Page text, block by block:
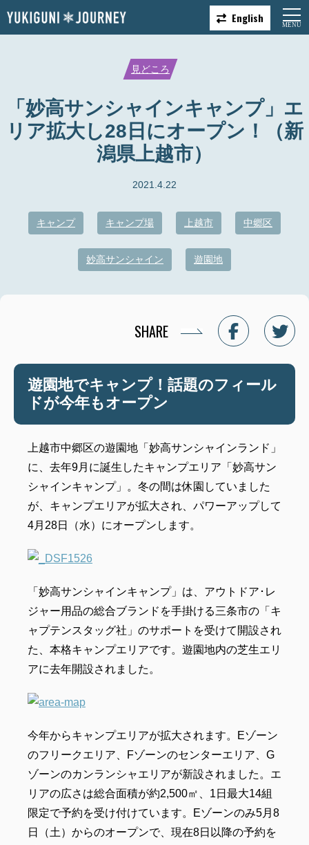
English
見どころ
「妙高サンシャインキャンプ」エ
リア拡大し28日にオープン！（新
潟県上越市）
2021.4.22
キャンプ キャンプ場 上越市 中郷区
妙高サンシャイン 遊園地
SHARE
遊園地でキャンプ！話題のフィール
ドが今年もオープン
上越市中郷区の遊園地「妙高サンシャインランド」
に、去年9月に誕生したキャンプエリア「妙高サン
シャインキャンプ」。冬の間は休園していました
が、キャンプエリアが拡大され、パワーアップして
4月28日（水）にオープンします。
「妙高サンシャインキャンプ」は、アウトドア･レ
ジャー用品の総合ブランドを手掛ける三条市の「キ
ャプテンスタッグ社」のサポートを受けて開設され
た、本格キャンプエリアです。遊園地内の芝生エリ
アに去年開設されました。
今年からキャンプエリアが拡大されます。Eゾーン
のフリークエリア、Fゾーンのセンターエリア、G
ゾーンのカンランシャエリアが新設されました。エ
リアの広さは総合面積が約2,500㎡、 1 日最大14組
限定で予約を受け付けています。Eゾーンのみ5月8
日（土）からのオープンで、現在8日以降の予約を